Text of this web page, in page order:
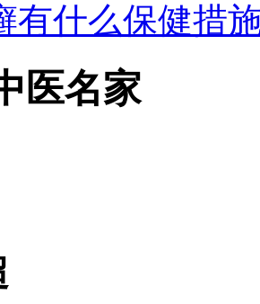
有什么保健措
医名家